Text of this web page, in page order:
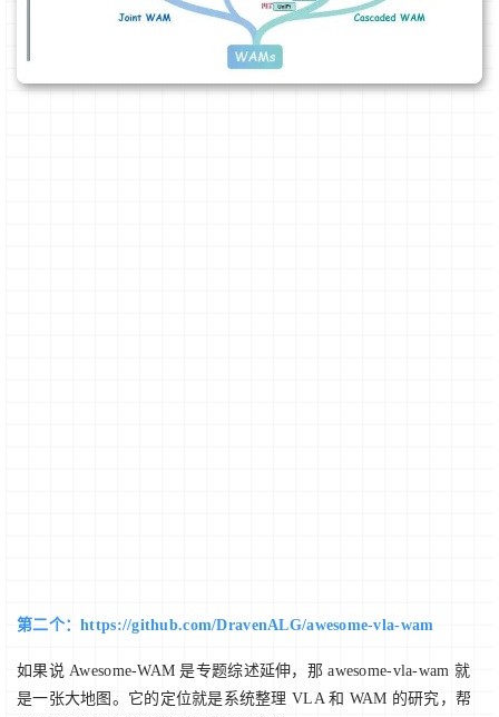
第二个：https://github.com/DravenALG/awesome-vla-wam
如果说 Awesome-WAM 是专题综述延伸，那 awesome-vla-wam 就
是一张大地图。它的定位就是系统整理 VLA 和 WAM 的研究，帮